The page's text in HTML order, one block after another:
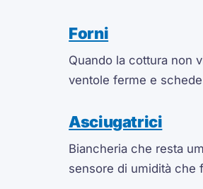
Forni
Quando la cottura non
ventole ferme e
Asciugatrici
Biancheria che resta
sensore di umidità che